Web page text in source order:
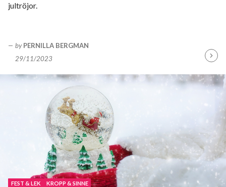
jultröjor.
by PERNILLA BERGMAN
29/11/2023
FEST & LEK KROPP & SINNE